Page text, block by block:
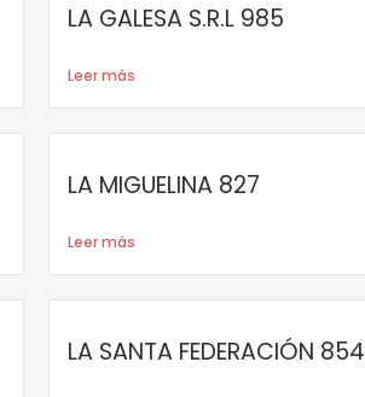
LA GALESA S.R.L 985
Leer más
LA MIGUELINA 827
Leer más
LA SANTA FEDERACIÓN 854